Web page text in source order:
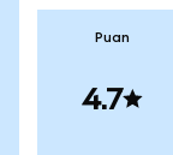
Puan
4.7